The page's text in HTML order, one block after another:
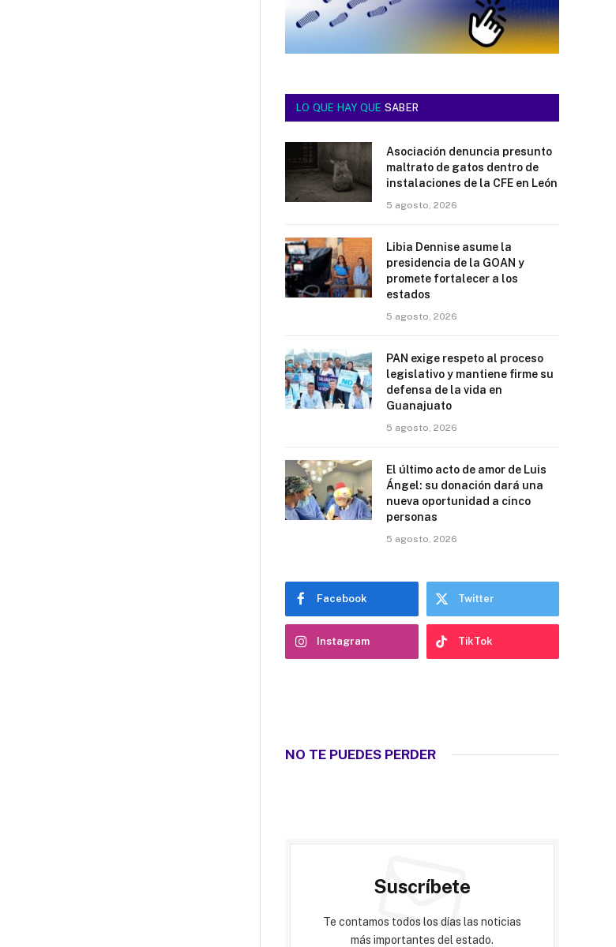
LO QUE HAY QUE SABER
Asociación denuncia presunto
maltrato de gatos dentro de
instalaciones de la CFE en León
5 agosto, 2026
Libia Dennise asume la
presidencia de la GOAN y
promete fortalecer a los
estados
5 agosto, 2026
PAN exige respeto al proceso
legislativo y mantiene firme su
defensa de la vida en
Guanajuato
5 agosto, 2026
El último acto de amor de Luis
Ángel: su donación dará una
nueva oportunidad a cinco
personas
5 agosto, 2026
Facebook Twitter
Instagram TikTok
NO TE PUEDES PERDER
Suscríbete
Te contamos todos los días las noticias
más importantes del estado.